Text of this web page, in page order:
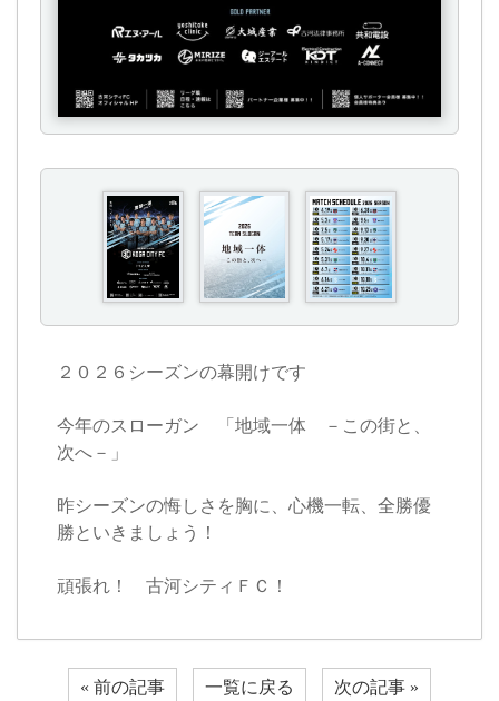
２０２６シーズンの幕開けです
今年のスローガン 「地域一体 －この街と、
次へ－」
昨シーズンの悔しさを胸に、心機一転、全勝優
勝といきましょう！
頑張れ！ 古河シティＦＣ！
« 前の記事 一覧に戻る 次の記事 »